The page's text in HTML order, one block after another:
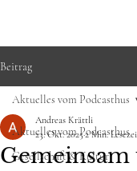
Beitrag
Aktuelles vom Podcasthus
Gesellschaft & Kultur
Aktuelles vom Podcasthus
Gemeinsam
Andreas Krättli
23. Okt. 20252 Min.